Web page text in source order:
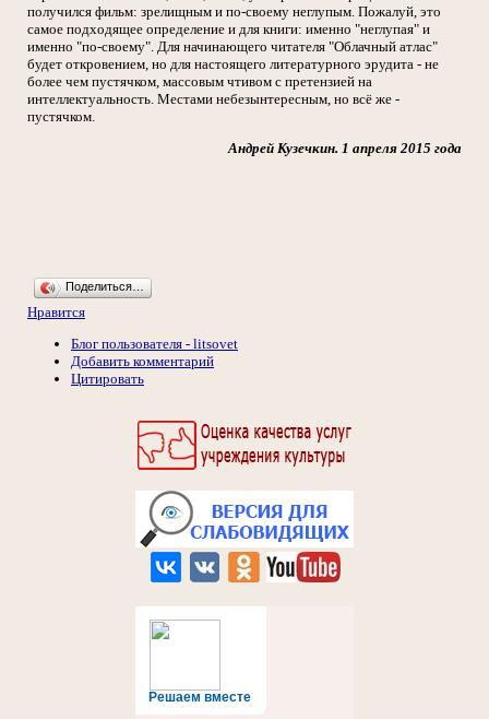
Решаем вместе
получился фильм: зрелищным и по-своему неглупым. Пожалуй, это
самое подходящее определение и для книги: именно "неглупая" и
именно "по-своему". Для начинающего читателя "Облачный атлас"
будет откровением, но для настоящего литературного эрудита - не
более чем пустячком, массовым чтивом с претензией на
интеллектуальность. Местами небезынтересным, но всё же -
пустячком.
Андрей Кузечкин. 1 апреля 2015 года
Поделиться…
Нравится
Блог пользователя - litsovet
Добавить комментарий
Цитировать